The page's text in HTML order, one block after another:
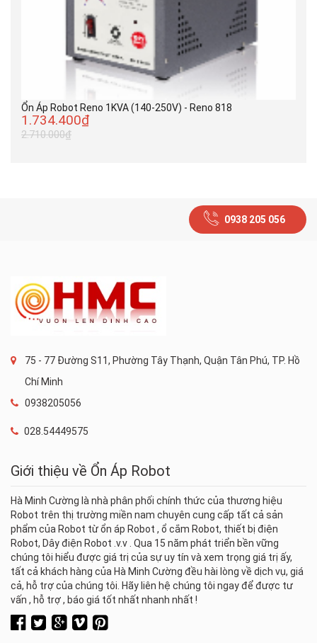
Ổn Áp Robot Reno 1KVA (140-250V) - Reno 818
1.734.400₫
2.710.000₫
0938 205 056
75 - 77 Đường S11, Phường Tây Thạnh, Quận Tân Phú, TP. Hồ
Chí Minh
0938205056
028.54449575
Giới thiệu về Ổn Áp Robot
Hà Minh Cường là nhà phân phối chính thức của thương hiệu
Robot trên thị trường miền nam chuyên cung cấp tất cả sản
phẩm của Robot từ ổn áp Robot , ổ cắm Robot, thiết bị điện
Robot, Dây điện Robot .v.v . Qua 15 năm phát triển bền vững
chúng tôi hiểu được giá trị của sự uy tín và xem trọng giá trị ấy,
tất cả khách hàng của Hà Minh Cường đều hài lòng về dịch vụ, giá
cả, hỗ trợ của chúng tôi. Hãy liên hệ chúng tôi ngay để được tư
vấn , hỗ trợ , báo giá tốt nhất nhanh nhất !